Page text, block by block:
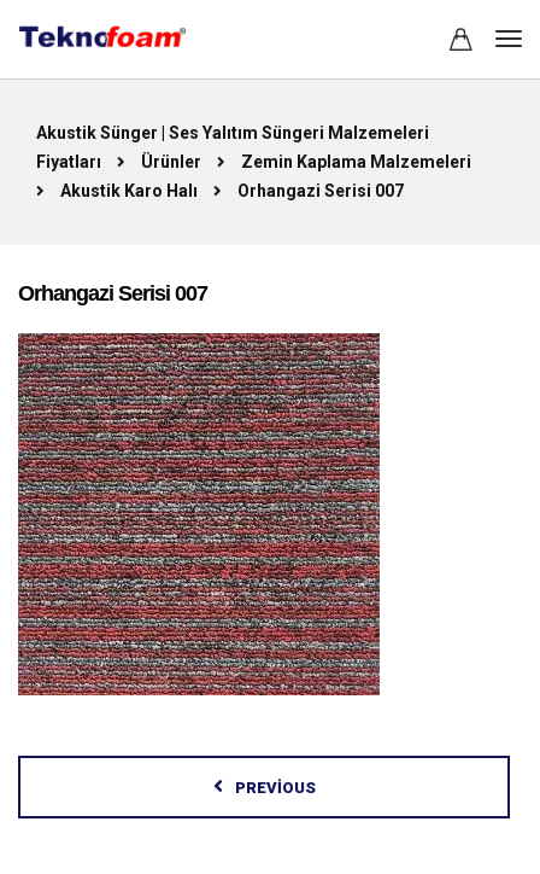
Akustik Sünger | Ses Yalıtım Süngeri Malzemeleri
Fiyatları
Ürünler
Zemin Kaplama Malzemeleri
Akustik Karo Halı
Orhangazi Serisi 007
Orhangazi Serisi 007
PREVIOUS